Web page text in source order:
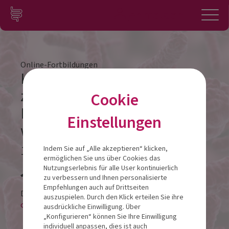
Zum Inhalt springen
Konto
Online-Fortbildungen
Koloskopie: Was sie wirklich
zeigt – und warum die
Darmsanierung danach so
wichtig ist
16.02.2026
Diese Veranstaltung findet als
online-LIVESTREAM statt.
Cookie
Einstellungen
Indem Sie auf „Alle akzeptieren“ klicken,
ermöglichen Sie uns über Cookies das
Nutzungserlebnis für alle User kontinuierlich
zu verbessern und Ihnen personalisierte
Empfehlungen auch auf Drittseiten
auszuspielen. Durch den Klick erteilen Sie ihre
ausdrückliche Einwilligung. Über
„Konfigurieren“ können Sie Ihre Einwilligung
individuell anpassen, dies ist auch